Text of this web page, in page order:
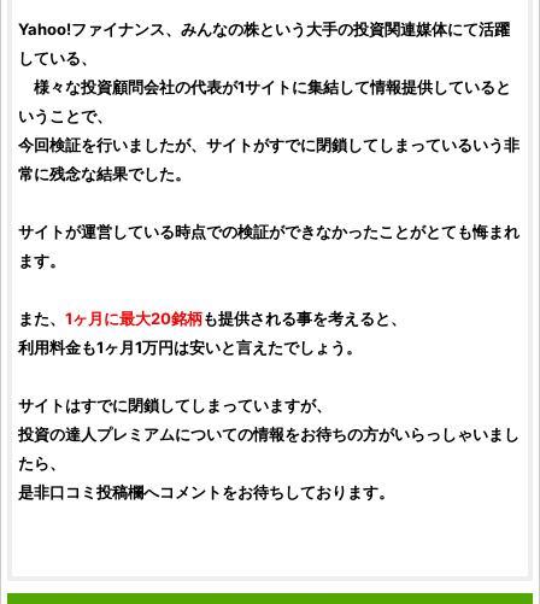
Yahoo!ファイナンス、みんなの株という大手の投資関連媒体にて活躍
している、
様々な投資顧問会社の代表が1サイトに集結して情報提供していると
いうことで、
今回検証を行いましたが、サイトがすでに閉鎖してしまっているいう非
常に残念な結果でした。
サイトが運営している時点での検証ができなかったことがとても悔まれ
ます。
また、 1ヶ月に最大20銘柄も提供される事を考えると、
利用料金も1ヶ月1万円は安いと言えたでしょう。
サイトはすでに閉鎖してしまっていますが、
投資の達人プレミアムについての情報をお待ちの方がいらっしゃいまし
たら、
是非口コミ投稿欄へコメントをお待ちしております。